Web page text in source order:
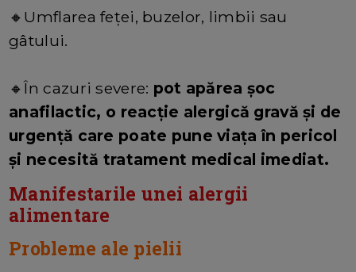
🔸Umflarea feței, buzelor, limbii sau
gâtului.
🔸În cazuri severe: pot apărea șoc
anafilactic, o reacție alergică gravă și de
urgență care poate pune viața în pericol
și necesită tratament medical imediat.
Manifestarile unei alergii
alimentare
Probleme ale pielii